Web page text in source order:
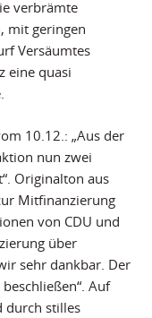
verbrämte
mit geringen
Versäumtes
eine quasi
10.12.: „Aus der
nun zwei
Originalton aus
Mitfinanzierung
von CDU und
über
sehr dankbar. Der
Auf
durch stilles